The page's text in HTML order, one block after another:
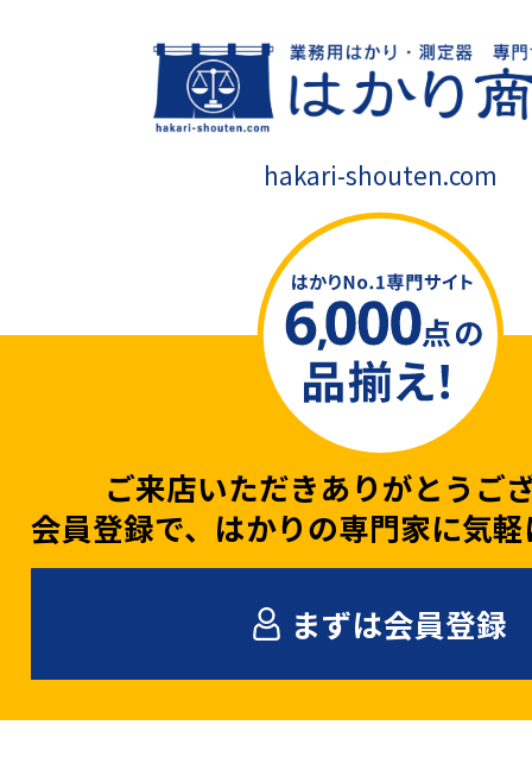
ご来店いただきありがとうご
会員登録で、はかりの専門家に気
まずは会員登録
hakari-shouten.com